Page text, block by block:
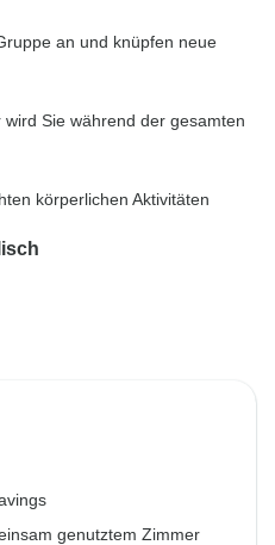
an und knüpfen neue
Sie während der gesamten
körperlichen Aktivitäten
genutztem Zimmer